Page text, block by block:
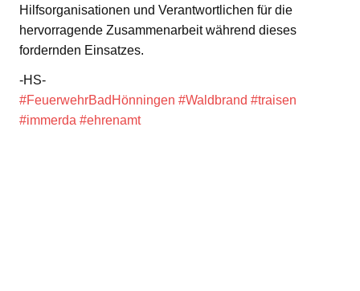
Hilfsorganisationen und Verantwortlichen für die
hervorragende Zusammenarbeit während dieses
fordernden Einsatzes.
-HS-
#FeuerwehrBadHönningen #Waldbrand #traisen
#immerda #ehrenamt